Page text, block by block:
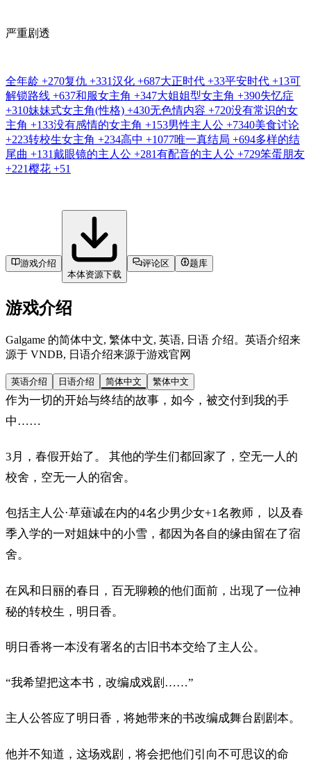
严重剧透
全年龄 +270复仇 +331汉化 +687大正时代 +33平安时代 +13可
解锁路线 +637和服女主角 +347大姐姐型女主角 +390失忆症
+310妹妹式女主角(性格) +430无色情内容 +720没有常识的女
主角 +133没有感情的女主角 +153男性主人公 +7340美食讨论
+223转校生女主角 +234高中 +1077唯一真结局 +694多样的结
尾曲 +131戴眼镜的主人公 +281有配音的主人公 +729笨蛋朋友
+221樱花 +51
游戏介绍
本体资源下载
评论区 题库
游戏介绍
Galgame 的简体中文, 繁体中文, 英语, 日语 介绍。英语介绍来
源于 VNDB, 日语介绍来源于游戏官网
英语介绍 日语介绍 简体中文 繁体中文
作为一切的开始与终结的故事，如今，被交付到我的手
中……
3月，春假开始了。 其他的学生们都回家了，空无一人的
校舍，空无一人的宿舍。
包括主人公·草薙诚在内的4名少男少女+1名教师， 以及春
季入学的一对姐妹中的小雪，都因为各自的缘由留在了宿
舍。
在风和日丽的春日，百无聊赖的他们面前，出现了一位神
秘的转校生，明日香。
明日香将一本没有署名的古旧书本交给了主人公。
“我希望把这本书，改编成戏剧……”
主人公答应了明日香，将她带来的书改编成舞台剧剧本。
他并不知道，这场戏剧，将会把他们引向不可思议的命